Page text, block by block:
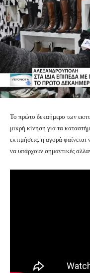
Το πρώτο δεκαήμερο των
μικρή κίνηση για τα
εκτιμήσεις, η αγορά φαίνεται
να υπάρχουν σημαντικές